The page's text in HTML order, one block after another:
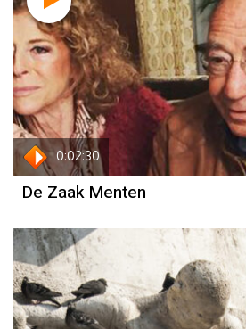
0:02:30
De Zaak Menten